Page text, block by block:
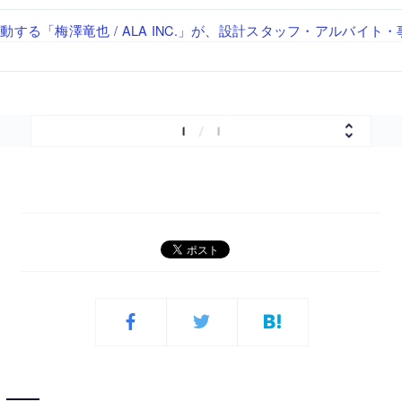
「axonometric株式会社」が、設計スタッフ（経験者・既卒・
“価値循環の仕組み”を作り、リモートワーク主体の働き方を実
、設計パートナー (業務委託) を募集中
る建築を手掛け、スタッフ同士で助け合う環境づくりも行う「
する「梅澤竜也 / ALA INC.」が、設計スタッフ・アルバイト・
1 / 1